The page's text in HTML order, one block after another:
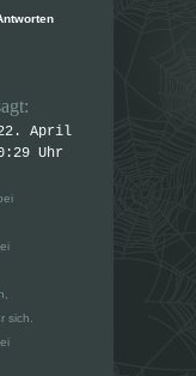
April
Uhr
sich.